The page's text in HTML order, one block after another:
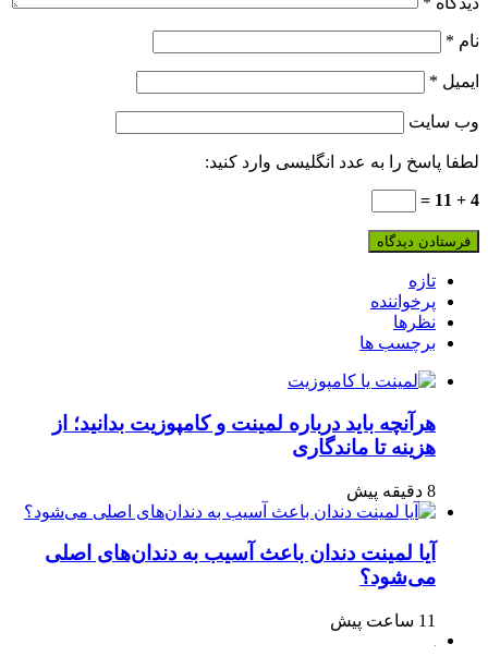
نام *
ایمیل *
وب‌ سایت
لطفا پاسخ را به عدد انگلیسی وارد کنید:
4 + 11 =
تازه
پرخواننده
نظرها
برچسب ها
هرآنچه باید درباره لمینت و کامپوزیت بدانید؛ از
هزینه تا ماندگاری
8 دقیقه پیش
آیا لمینت دندان باعث آسیب به دندان‌های اصلی
می‌شود؟
11 ساعت پیش